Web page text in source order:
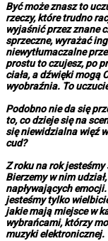
Być może znasz to
rzeczy, które trudno
wyjaśnić przez znane
sprzeczne, wyrażać
niewytłumaczalne
prostu to czujesz, po
ciała, a dźwięki mogą
wyobraźnia. To
Podobno nie da się
to, co dzieje się na
się niewidzialna więź
cud?
Z roku na rok
Bierzemy w nim
napływających
jesteśmy tylko
jakie mają miejsce w
wybrańcami, którzy
muzyki elektronicznej.